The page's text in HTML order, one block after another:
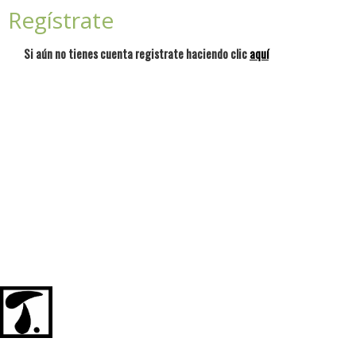
Regístrate
Si aún no tienes cuenta registrate haciendo clicaquí